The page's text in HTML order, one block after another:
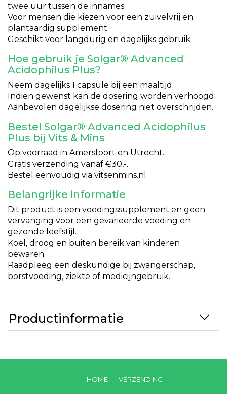
twee uur tussen de innames
Voor mensen die kiezen voor een zuivelvrij en
plantaardig supplement
Geschikt voor langdurig en dagelijks gebruik
Hoe gebruik je Solgar® Advanced
Acidophilus Plus?
Neem dagelijks 1 capsule bij een maaltijd.
Indien gewenst kan de dosering worden verhoogd.
Aanbevolen dagelijkse dosering niet overschrijden.
Bestel Solgar® Advanced Acidophilus
Plus bij Vits & Mins
Op voorraad in Amersfoort en Utrecht.
Gratis verzending vanaf €30,-.
Bestel eenvoudig via vitsenmins.nl.
Belangrijke informatie
Dit product is een voedingssupplement en geen
vervanging voor een gevarieerde voeding en
gezonde leefstijl.
Koel, droog en buiten bereik van kinderen
bewaren.
Raadpleeg een deskundige bij zwangerschap,
borstvoeding, ziekte of medicijngebruik.
Productinformatie
HOME VERZENDING